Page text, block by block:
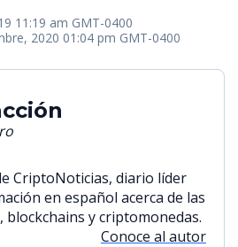
11:19 am GMT-0400
2020 01:04 pm GMT-0400
CriptoNoticias, diario líder
en español acerca de las
y criptomonedas.
Conoce al autor